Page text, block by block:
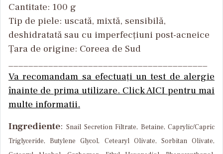
Cantitate: 100 g
Tip de piele: uscată, mixtă, sensibilă,
deshidratată sau cu imperfecțiuni post-acneice
Țara de origine: Coreea de Sud
Va recomandam sa efectuați un test de alergie
înainte de prima utilizare. Click AICI pentru mai
multe informatii.
Ingrediente:Snail Secretion Filtrate, Betaine, Caprylic/Capric
Triglyceride, Butylene Glycol, Cetearyl Olivate, Sorbitan Olivate,